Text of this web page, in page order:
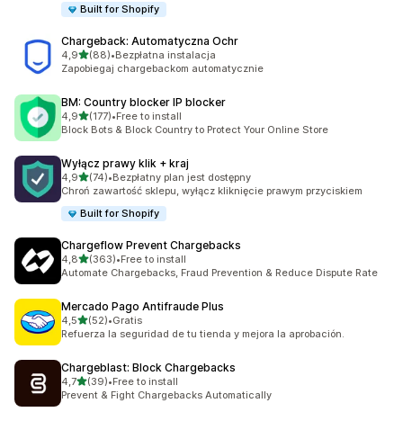
Built for Shopify
Chargeback: Automatyczna Ochr
4,9na 5 gwiazdek
(88)
Łączna liczba recenzji: 88
•Bezpłatna instalacja
Zapobiegaj chargebackom automatycznie
BM: Country blocker IP blocker
4,9na 5 gwiazdek
(177)
Łączna liczba recenzji: 177
•Free to install
Block Bots & Block Country to Protect Your Online Store
Wyłącz prawy klik + kraj
4,9na 5 gwiazdek
(74)
Łączna liczba recenzji: 74
•Bezpłatny plan jest dostępny
Chroń zawartość sklepu, wyłącz kliknięcie prawym przyciskiem
Built for Shopify
Chargeflow Prevent Chargebacks
4,8na 5 gwiazdek
(363)
Łączna liczba recenzji: 363
•Free to install
Automate Chargebacks, Fraud Prevention & Reduce Dispute Rate
Mercado Pago Antifraude Plus
4,5na 5 gwiazdek
(52)
Łączna liczba recenzji: 52
•Gratis
Refuerza la seguridad de tu tienda y mejora la aprobación.
Chargeblast: Block Chargebacks
4,7na 5 gwiazdek
(39)
Łączna liczba recenzji: 39
•Free to install
Prevent & Fight Chargebacks Automatically